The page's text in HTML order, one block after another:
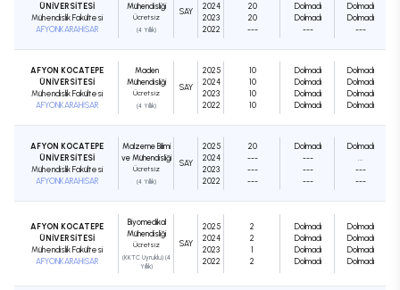
ÜNİVERSİTESİ
Mühendislik Fakültesi
AFYONKARAHİSAR
Mühendisliği
Ücretsiz
(4 Yıllık)
SAY
2024
2023
2022
20
20
---
Dolmadı
Dolmadı
---
Dolmadı
Dolmadı
---
AFYON KOCATEPE
ÜNİVERSİTESİ
Mühendislik Fakültesi
AFYONKARAHİSAR
Maden
Mühendisliği
Ücretsiz
(4 Yıllık)
SAY
2025
2024
2023
2022
10
10
10
10
Dolmadı
Dolmadı
Dolmadı
Dolmadı
Dolmadı
Dolmadı
Dolmadı
Dolmadı
AFYON KOCATEPE
ÜNİVERSİTESİ
Mühendislik Fakültesi
AFYONKARAHİSAR
Malzeme Bilimi
ve Mühendisliği
Ücretsiz
(4 Yıllık)
SAY
2025
2024
2023
2022
20
---
---
---
Dolmadı
---
---
---
Dolmadı
---
---
AFYON KOCATEPE
ÜNİVERSİTESİ
Mühendislik Fakültesi
AFYONKARAHİSAR
Biyomedikal
Mühendisliği
Ücretsiz
(KKTC Uyruklu) (4
Yıllık)
SAY
2025
2024
2023
2022
2
2
1
2
Dolmadı
Dolmadı
Dolmadı
Dolmadı
Dolmadı
Dolmadı
Dolmadı
Dolmadı